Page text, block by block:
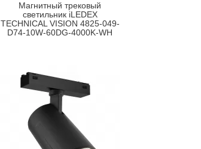
Магнитный трековый
светильник iLEDEX
TECHNICAL VISION 4825-049-
D74-10W-60DG-4000K-WH